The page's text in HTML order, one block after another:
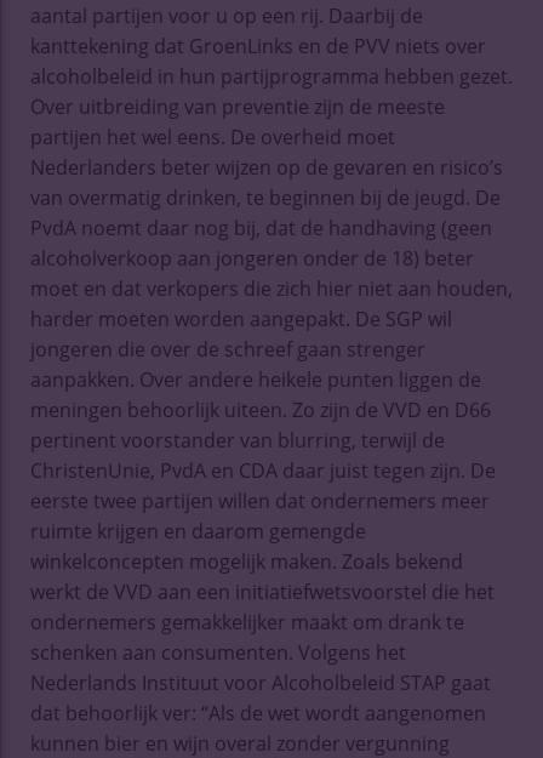
aantal partijen voor u op een rij. Daarbij de
kanttekening dat GroenLinks en de PVV niets over
alcoholbeleid in hun partijprogramma hebben gezet.
Over uitbreiding van preventie zijn de meeste
partijen het wel eens. De overheid moet
Nederlanders beter wijzen op de gevaren en risico’s
van overmatig drinken, te beginnen bij de jeugd. De
PvdA noemt daar nog bij, dat de handhaving (geen
alcoholverkoop aan jongeren onder de 18) beter
moet en dat verkopers die zich hier niet aan houden,
harder moeten worden aangepakt. De SGP wil
jongeren die over de schreef gaan strenger
aanpakken. Over andere heikele punten liggen de
meningen behoorlijk uiteen. Zo zijn de VVD en D66
pertinent voorstander van blurring, terwijl de
ChristenUnie, PvdA en CDA daar juist tegen zijn. De
eerste twee partijen willen dat ondernemers meer
ruimte krijgen en daarom gemengde
winkelconcepten mogelijk maken. Zoals bekend
werkt de VVD aan een initiatiefwetsvoorstel die het
ondernemers gemakkelijker maakt om drank te
schenken aan consumenten. Volgens het
Nederlands Instituut voor Alcoholbeleid STAP gaat
dat behoorlijk ver: “Als de wet wordt aangenomen
kunnen bier en wijn overal zonder vergunning